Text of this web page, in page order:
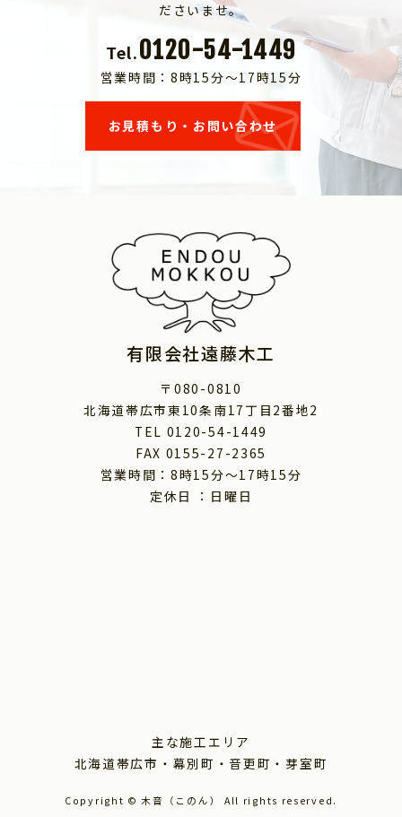
ださいませ。
Tel.0120-54-1449
営業時間：8時15分～17時15分
お見積もり・お問い合わせ
有限会社遠藤木工
〒080-0810
北海道帯広市東10条南17丁目2番地2
TEL 0120-54-1449
FAX 0155-27-2365
営業時間：8時15分～17時15分
定休日 ：日曜日
主な施工エリア
北海道帯広市・幕別町・音更町・芽室町
Copyright © 木音（このん） All rights reserved.